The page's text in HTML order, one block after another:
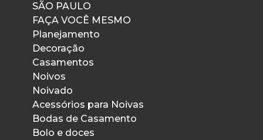
SÃO PAULO
FAÇA VOCÊ MESMO
Planejamento
Decoração
Casamentos
Noivos
Noivado
Acessórios para Noivas
Bodas de Casamento
Bolo e doces